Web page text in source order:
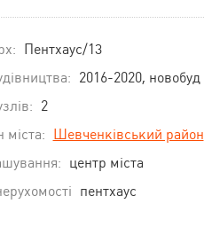
Пентхаус/13
2016-2020, новобуд
2
міста: Шевченківський район
центр міста
пентхаус